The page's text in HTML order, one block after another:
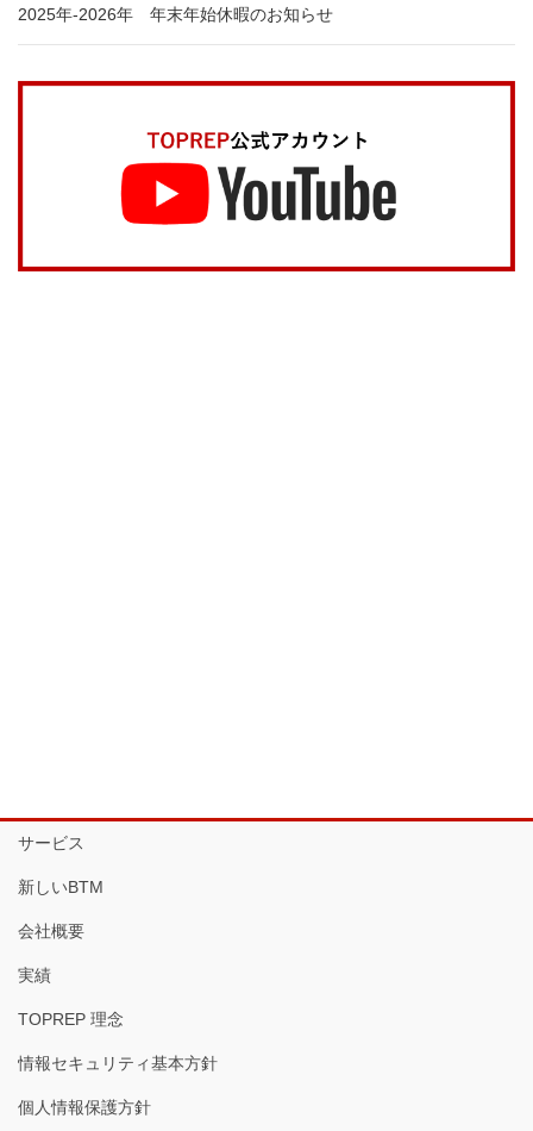
2025年-2026年 年末年始休暇のお知らせ
サービス
新しいBTM
会社概要
実績
TOPREP 理念
情報セキュリティ基本方針
個人情報保護方針